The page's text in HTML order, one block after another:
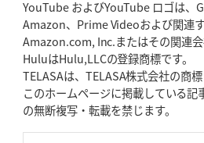
2026年4月16日(木)更新
BL東京「強化拠点」を「共有財産」に新
た空間」
2026年4月9日(木)更新
スティーラーズ、名門復活の足音指揮官
2026年4月2日(木)更新
YouTube およびYouTube ロゴは、
Amazon、Prime Videoおよび関連
Amazon.com, Inc.またはその関連会
HuluはHulu,LLCの登録商標です。
TELASAは、TELASA株式会社の商
このホームページに掲載している
の無断複写・転載を禁じます。